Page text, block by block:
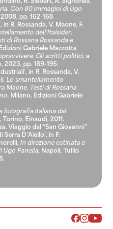
R. Siebert, A. Signorelli,
Con 80 immagini di Ugo
pp. 162-168.
in R. Rossanda, V. Maone, F.
dell’Italsider.
di Rossana Rossanda e
Gabriele Mazzotta
Gli scritti politici, a
2023, pp. 189-195.
in R. Rossanda, V.
Lo smantellamento
Maone. Testi di Rossana
, Milano, Edizioni Gabriele
fotografia italiana dal
, Torino, Einaudi, 2011.
Viaggio dal “San Giovanni”
D’Aiello’, in F.
In direzione ostinata e
Ugo Panella, Napoli, Tullio